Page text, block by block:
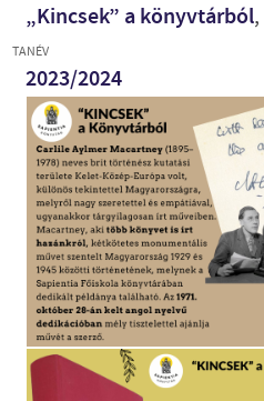
„Kincsek” a könyvtárból,
TANÉV
2023/2024